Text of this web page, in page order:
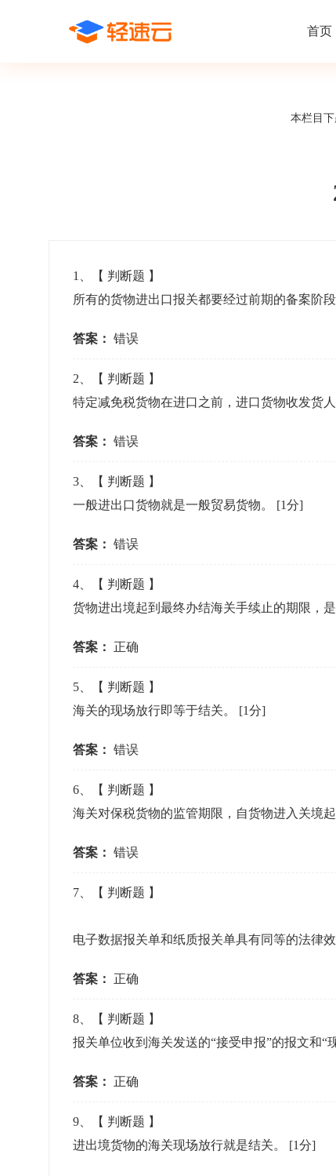
首页
认证考试
考试测验
学生测验、员工考核、培训考试
知识
题库
阅卷中心
电子证书
统计分析
互动社区
本栏目
1 、【 判断题 】
所有的货物进出口报关都要经过前期的备案阶段
答案： 错误
2 、【 判断题 】
特定减免税货物在进口之前，进口货物收发货
答案： 错误
3 、【 判断题 】
一般进出口货物就是一般贸易货物。 [1分]
答案： 错误
4 、【 判断题 】
货物进出境起到最终办结海关手续止的期限，
答案： 正确
5 、【 判断题 】
海关的现场放行即等于结关。 [1分]
答案： 错误
6 、【 判断题 】
海关对保税货物的监管期限，自货物进入关境
答案： 错误
7 、【 判断题 】
电子数据报关单和纸质报关单具有同等的法律效
答案： 正确
8 、【 判断题 】
报关单位收到海关发送的“接受申报”的报文和“
答案： 正确
9 、【 判断题 】
进出境货物的海关现场放行就是结关。 [1分]